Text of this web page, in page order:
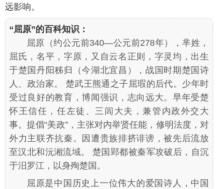
远影响。
“屈原”的百科知识：
屈原（约公元前340—公元前278年），芈姓，
屈氏，名平，字原，又自云名正则，字灵均，出生
于楚国丹阳秭归（今湖北宜昌），战国时期楚国诗
人、政治家。 楚武王熊通之子屈瑕的后代。少年时
受过良好的教育，博闻强识，志向远大。早年受楚
怀王信任，任左徒、三闾大夫，兼管内政外交大
事。提倡“美政”，主张对内举贤任能，修明法度，对
外力主联齐抗秦。因遭贵族排挤诽谤，被先后流放
至汉北和沅湘流域。 楚国郢都被秦军攻破后，自沉
于汨罗江，以身殉楚国。
屈原是中国历史上一位伟大的爱国诗人，中国